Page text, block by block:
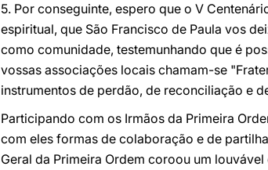
5. Por conseguinte, espero que o V
espiritual, que São Francisco de Paula vos
como comunidade, testemunhando que é
vossas associações locais chamam-se
instrumentos de perdão, de reconciliação e
Participando com os Irmãos da Primeira
com eles formas de colaboração e de
Geral da Primeira Ordem coroou um